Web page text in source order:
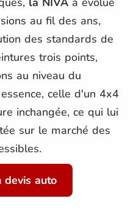
au fil des ans,
des standards de
trois points,
au niveau du
celle d'un 4x4
inchangée, ce qui lui
sur le marché des
devis auto